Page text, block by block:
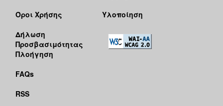
Όροι Χρήσης
Δήλωση
Προσβασιμότητας
Πλοήγηση
FAQs
RSS
Υλοποίηση